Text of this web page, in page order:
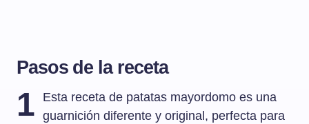
Pasos de la receta
1
Esta receta de patatas mayordomo es una
guarnición diferente y original, perfecta para